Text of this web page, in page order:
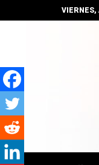
al
VIERNES,